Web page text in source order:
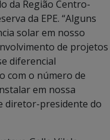
da Região Centro-
da EPE. “Alguns
solar em nosso
de projetos
diferencial
com o número de
em nossa
diretor-presidente do